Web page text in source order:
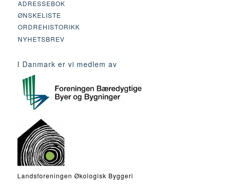
ADRESSEBOK
ØNSKELISTE
ORDREHISTORIKK
NYHETSBREV
I Danmark er vi medlem av
Landsforeningen Økologisk Byggeri